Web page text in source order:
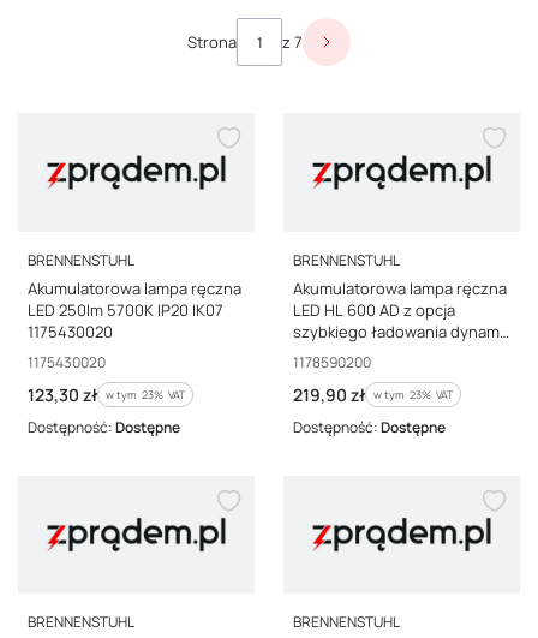
Lista produktówStrona z 7 Następne produkty
PRODUCENT
BRENNENSTUHL
Akumulatorowa lampa ręczna
LED 250lm 5700K IP20 IK07
1175430020
Kod producenta
1175430020
Cena brutto
123,30 zł w tym %s VAT
w tym 23% VAT
Dostępność:Dostępne
PRODUCENT
BRENNENSTUHL
Akumulatorowa lampa ręczna
LED HL 600 AD z opcja
szybkiego ładowania dynamo
600+180lm, IP54 1178590200
Kod producenta
1178590200
Cena brutto
219,90 zł w tym %s VAT
w tym 23% VAT
Dostępność:Dostępne
PRODUCENT
BRENNENSTUHL PRODUCENT
BRENNENSTUHL